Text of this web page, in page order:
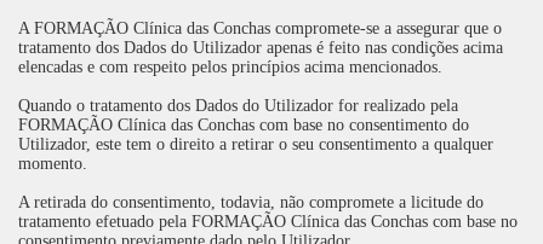
A FORMAÇÃO Clínica das Conchas compromete-se a assegurar que o
tratamento dos Dados do Utilizador apenas é feito nas condições acima
elencadas e com respeito pelos princípios acima mencionados.
Quando o tratamento dos Dados do Utilizador for realizado pela
FORMAÇÃO Clínica das Conchas com base no consentimento do
Utilizador, este tem o direito a retirar o seu consentimento a qualquer
momento.
A retirada do consentimento, todavia, não compromete a licitude do
tratamento efetuado pela FORMAÇÃO Clínica das Conchas com base no